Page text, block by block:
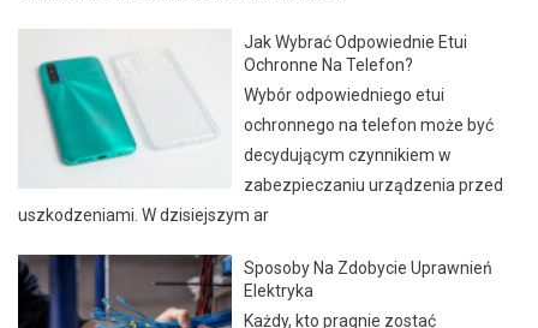
Jak Wybrać Odpowiednie Etui
Ochronne Na Telefon?
Wybór odpowiedniego etui
ochronnego na telefon może być
decydującym czynnikiem w
zabezpieczaniu urządzenia przed
uszkodzeniami. W dzisiejszym ar
Sposoby Na Zdobycie Uprawnień
Elektryka
Każdy, kto pragnie zostać